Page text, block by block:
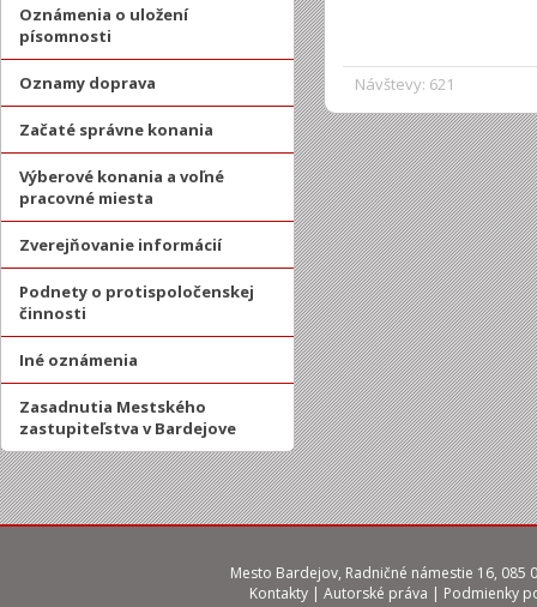
Oznámenia o uložení
písomnosti
Oznamy doprava
Začaté správne konania
Výberové konania a voľné
pracovné miesta
Zverejňovanie informácií
Podnety o protispoločenskej
činnosti
Iné oznámenia
Zasadnutia Mestského
zastupiteľstva v Bardejove
Návštevy: 621
Mesto Bardejov, Radničné námestie 16, 085
Kontakty | Autorské práva | Podmienky